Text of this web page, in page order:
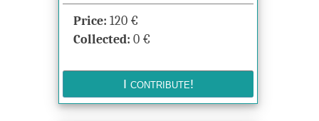
Price: 120 €
Collected: 0 €